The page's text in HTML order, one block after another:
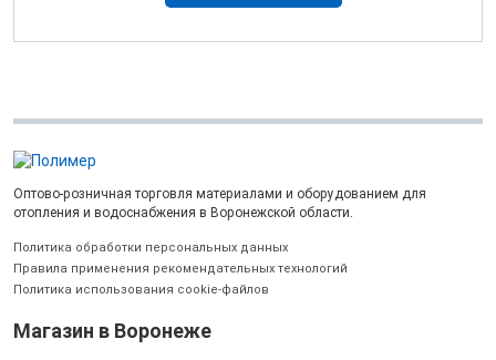
Оптово-розничная торговля материалами и оборудованием для
отопления и водоснабжения в Воронежской области.
Политика обработки персональных данных
Правила применения рекомендательных технологий
Политика использования cookie-файлов
Магазин в Воронеже